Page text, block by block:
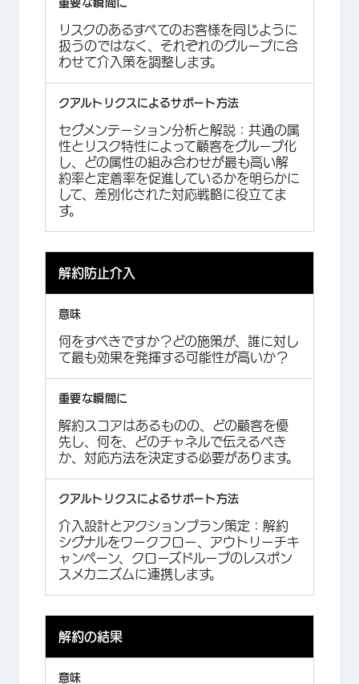
リスクのあるすべてのお客様を同じように
扱うのではなく、それぞれのグループに合
わせて介入策を調整します。
セグメンテーション分析と解説：共通の属
性とリスク特性によって顧客をグループ化
し、どの属性の組み合わせが最も高い解
約率と定着率を促進しているかを明らかに
して、差別化された対応戦略に役立てま
す。
解約防止介入
何をすべきですか？どの施策が、誰に対し
て最も効果を発揮する可能性が高いか？
解約スコアはあるものの、どの顧客を優
先し、何を、どのチャネルで伝えるべき
か、対応方法を決定する必要があります。
介入設計とアクションプラン策定：解約
シグナルをワークフロー、アウトリーチキ
ャンペーン、クローズドループのレスポン
スメカニズムに連携します。
解約の結果